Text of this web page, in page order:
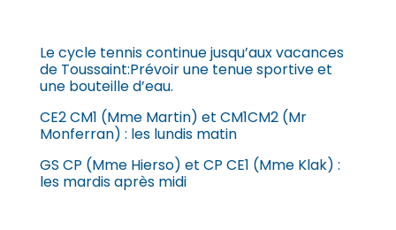
Le cycle tennis continue jusqu’aux vacances
de Toussaint:Prévoir une tenue sportive et
une bouteille d’eau.
CE2 CM1 (Mme Martin) et CM1CM2 (Mr
Monferran) : les lundis matin
GS CP (Mme Hierso) et CP CE1 (Mme Klak) :
les mardis après midi